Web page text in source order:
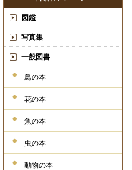
図鑑
写真集
一般図書
鳥の本
花の本
魚の本
虫の本
動物の本